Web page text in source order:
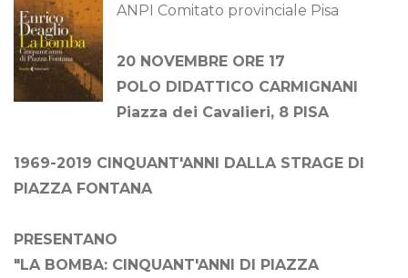
ANPI Comitato provinciale Pisa
20 NOVEMBRE ORE 17
POLO DIDATTICO CARMIGNANI
Piazza dei Cavalieri, 8 PISA
1969-2019 CINQUANT'ANNI DALLA STRAGE DI
PIAZZA FONTANA
PRESENTANO
"LA BOMBA: CINQUANT'ANNI DI PIAZZA